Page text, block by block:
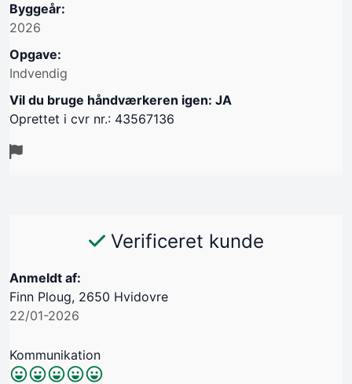
Byggeår:
2026
Opgave:
Indvendig
Vil du bruge håndværkeren igen: JA
Oprettet i cvr nr.: 43567136
Verificeret kunde
Anmeldt af:
Finn Ploug, 2650 Hvidovre
22/01-2026
Kommunikation